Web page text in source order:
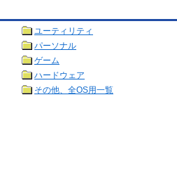
ユーティリティ
パーソナル
ゲーム
ハードウェア
その他、全OS用一覧